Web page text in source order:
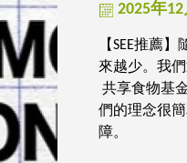
2025年12
【SEE推薦
來越少。我
共享食物基
們的理念很
障。